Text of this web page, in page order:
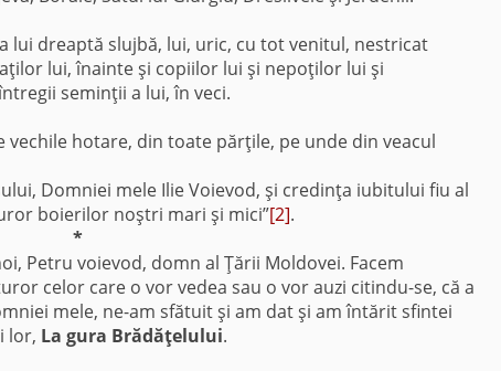
lui dreaptă slujbă, lui, uric, cu tot venitul, nestricat
lui, înainte şi copiilor lui şi nepoţilor lui şi
seminţii a lui, în veci.
hotare, din toate părţile, pe unde din veacul
Domniei mele Ilie Voievod, şi credinţa iubitului fiu al
boierilor noştri mari şi mici”[2].
*
Petru voievod, domn al Ţării Moldovei. Facem
celor care o vor vedea sau o vor auzi citindu-se, că a
mele, ne-am sfătuit şi am dat şi am întărit sfintei
lor, La gura Brădăţelului.